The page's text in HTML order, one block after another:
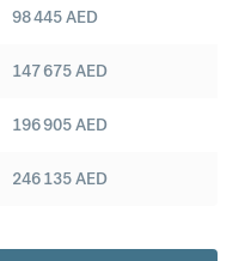
98 445AED
147 675AED
196 905AED
246 135AED